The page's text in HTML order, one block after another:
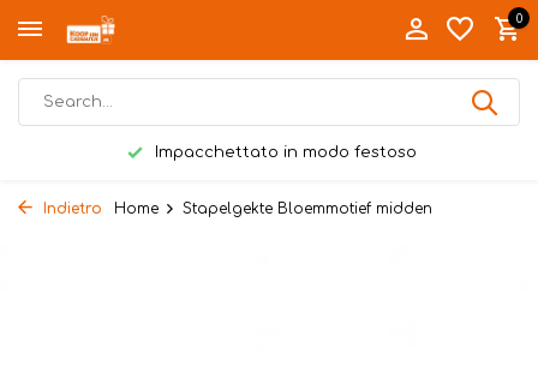
0
Impacchettato in modo festoso
Indietro Home Stapelgekte Bloemmotief midden